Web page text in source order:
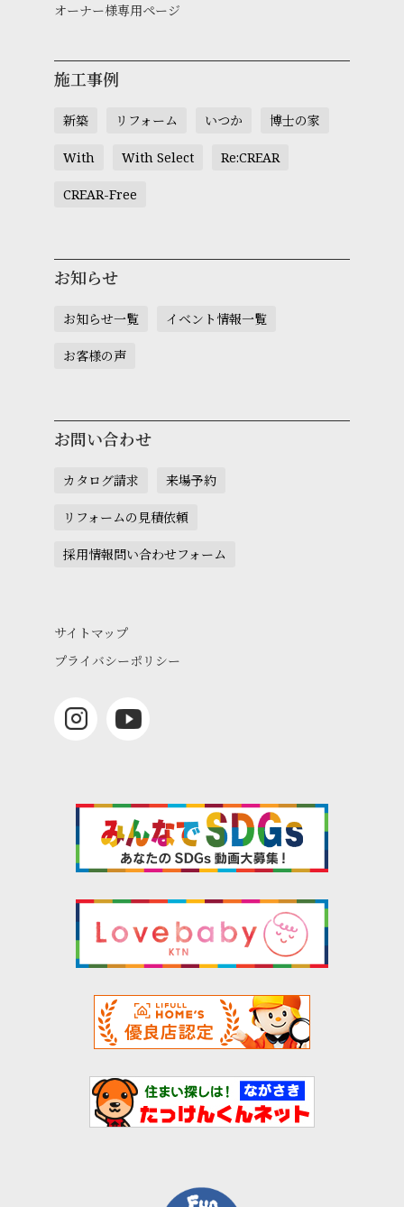
オーナー様専用ページ
施工事例
新築 リフォーム いつか 博士の家
With With Select Re:CREAR
CREAR-Free
お知らせ
お知らせ一覧 イベント情報一覧
お客様の声
お問い合わせ
カタログ請求 来場予約
リフォームの見積依頼
採用情報問い合わせフォーム
サイトマップ
プライバシーポリシー